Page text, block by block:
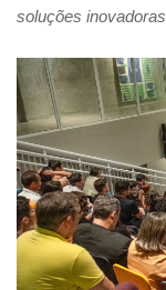
soluções